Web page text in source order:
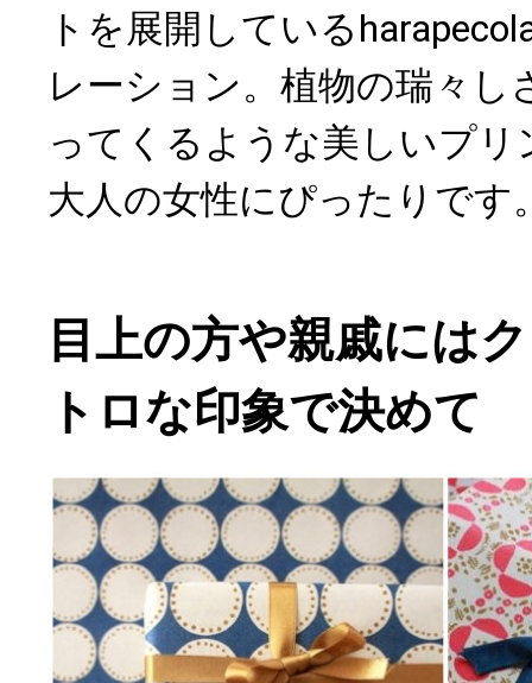
トを展開している
レーション。植物の瑞々し
ってくるような美しいプ
大人の女性にぴったりです
目上の方や親戚には
トロな印象で決めて